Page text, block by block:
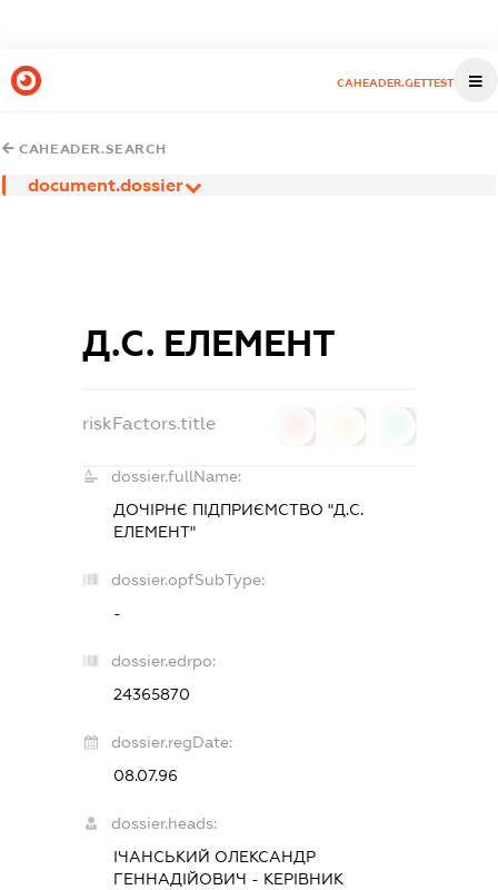
CAHEADER.GETTEST
CAHEADER.SEARCH
document.dossier
Д.С. ЕЛЕМЕНТ
riskFactors.title
dossier.fullName:
ДОЧІРНЄ ПІДПРИЄМСТВО "Д.С.
ЕЛЕМЕНТ"
dossier.opfSubType:
-
dossier.edrpo:
24365870
dossier.regDate:
08.07.96
dossier.heads:
ІЧАНСЬКИЙ ОЛЕКСАНДР
ГЕННАДІЙОВИЧ - КЕРІВНИК